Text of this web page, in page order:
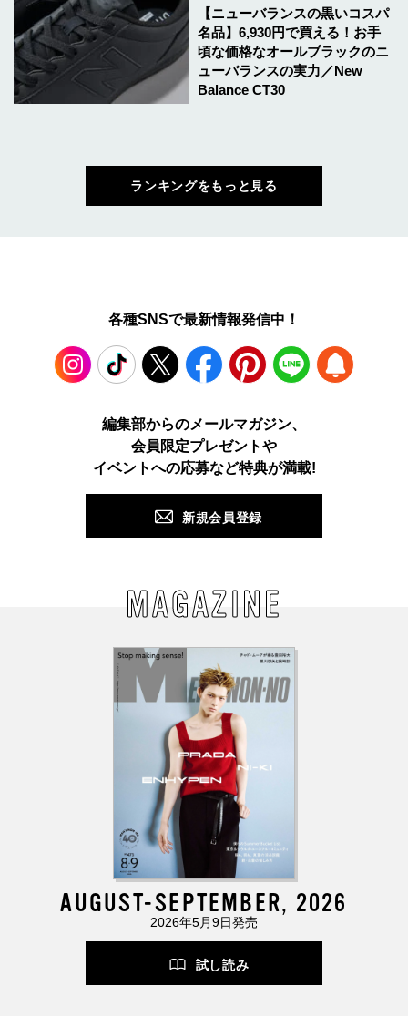
【ニューバランスの黒いコスパ
名品】6,930円で買える！お手
頃な価格なオールブラックのニ
ューバランスの実力／New
Balance CT30
ランキングをもっと見る
各種SNSで最新情報発信中！
TikTok Facebook Pinterest LINE
編集部からのメールマガジン、
会員限定プレゼントや
イベントへの応募など特典が満載!
新規会員登録
MAGAZINE
AUGUST-SEPTEMBER, 2026
2026年5月9日発売
試し読み